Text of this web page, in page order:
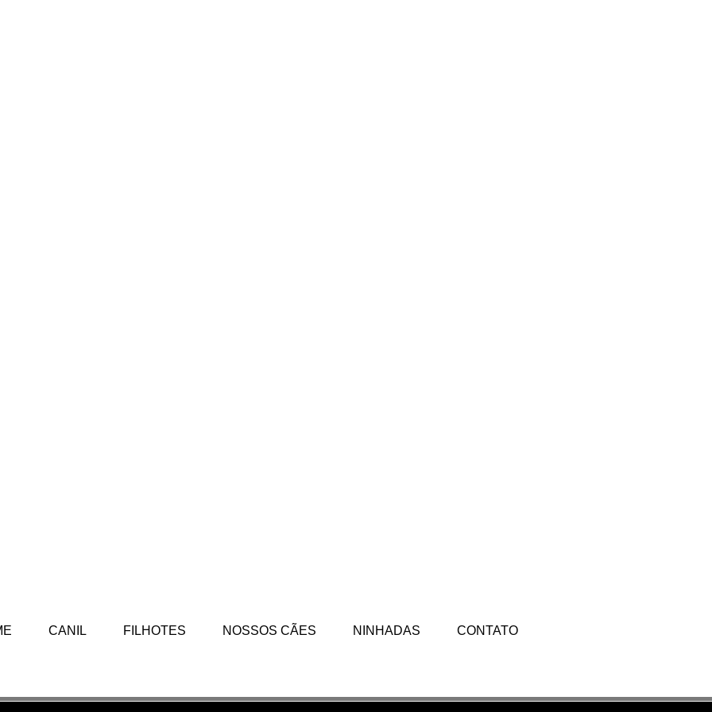
CANIL FILHOTES NOSSOS CÃES NINHADAS CONTATO